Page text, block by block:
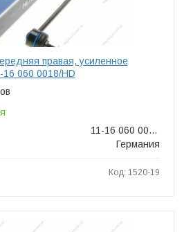
правая, усиленное
16 060 0018/HD
11-16 060 0018/HD
Германия
Код: 1520-19